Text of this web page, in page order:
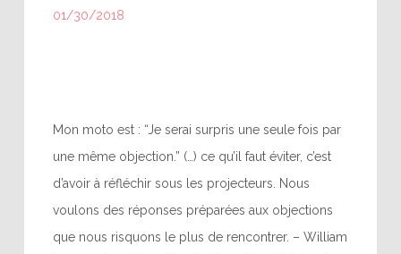
01/30/2018
Mon moto est : “Je serai surpris une seule fois par
une même objection.” (…) ce qu’il faut éviter, c’est
d’avoir à réfléchir sous les projecteurs. Nous
voulons des réponses préparées aux objections
que nous risquons le plus de rencontrer. – William